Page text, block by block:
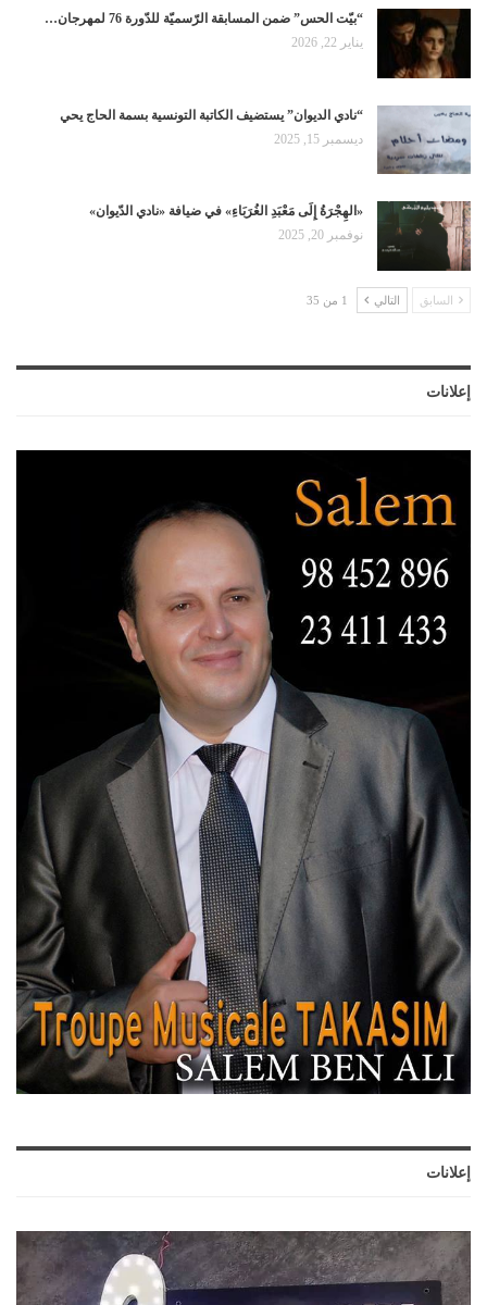
“بيّت الحس” ضمن المسابقة الرّسميّة للدّورة 76 لمهرجان…
يناير 22, 2026
“نادي الديوان” يستضيف الكاتبة التونسية بسمة الحاج يحي
ديسمبر 15, 2025
«الهِجْرَةُ إِلَى مَعْبَدِ الغُرَبَاءِ» في ضيافة «نادي الدّيوان»
نوفمبر 20, 2025
السابق التالي 1 من 35
إعلانات
إعلانات